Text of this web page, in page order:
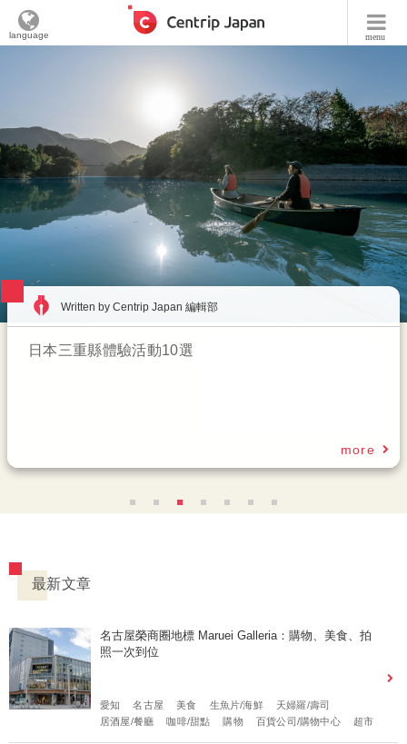
menu
language
Written by Centrip Japan 編輯部
日本三重縣體驗活動10選
最新文章
名古屋榮商圈地標 Maruei Galleria：購物、美食、拍
照一次到位
愛知 名古屋 美食 生魚片/海鮮
天婦羅/壽司
居酒屋/餐廳
咖啡/甜點 購物 百貨公司/購物中心 超市